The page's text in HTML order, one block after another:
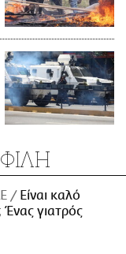
Είναι καλό
γιατρός